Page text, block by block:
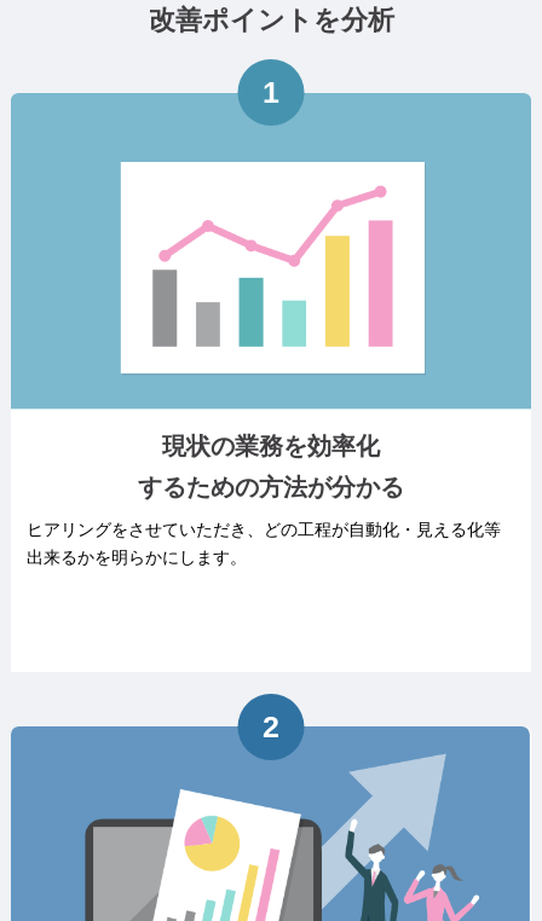
改善ポイントを分析
1
現状の業務を効率化
するための方法が分かる
ヒアリングをさせていただき、どの工程が自動化・見える化等
出来るかを明らかにします。
2